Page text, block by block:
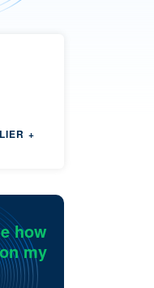
+
how
my